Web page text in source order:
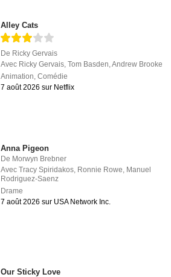
Alley Cats
De Ricky Gervais
Avec Ricky Gervais,Tom Basden,Andrew Brooke
Animation,Comédie
7 août 2026 sur Netflix
Anna Pigeon
De Morwyn Brebner
AvecTracy Spiridakos, Ronnie Rowe, Manuel
Rodriguez-Saenz
Drame
7 août 2026 sur USA Network Inc.
Our Sticky Love